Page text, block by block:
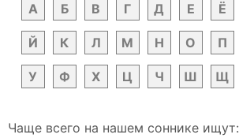
А
Б В Г Д Е Ё
Й К Л М Н О П
У Ф Х Ц Ч Ш Щ
Чаще всего на нашем соннике ищут: